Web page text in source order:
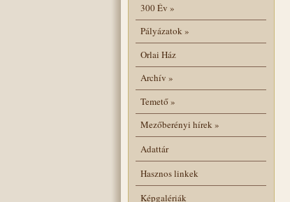
300 Év »
Pályázatok»
Orlai Ház
Archív »
Temető»
Mezőberényi hírek»
Adattár
Hasznos linkek
Képgalériák